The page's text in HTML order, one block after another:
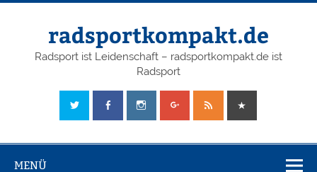
radsportkompakt.de
Radsport ist Leidenschaft – radsportkompakt.de ist
Radsport
MENÜ